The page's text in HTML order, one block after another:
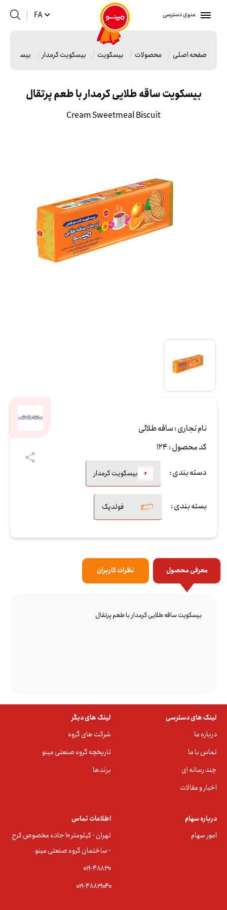
منوی دسترسی FA
صفحه اصلی محصولات بیسکویت بیسکویت کرمدار بیسکویت
بیسکویت ساقه طلایی کرمدار با طعم پرتقال
Cream Sweetmeal Biscuit
نام تجاری :ساقه طلائی
کد محصول :124
دسته بندی : بیسکویت کرمدار
بسته بندی : فولدپک
معرفی محصول نظرات کاربران
بیسکویت ساقه طلایی کرمدار با طعم پرتقال
لینک های دسترسی
درباره ما
تماس با ما
چند رسانه ای
اخبار و مقالات
لینک های دیگر
شرکت های گروه
تاریخچه گروه صنعتی مینو
برندها
درباره سهام
امور سهام
اطلاعات تماس
تهران - کیلومتر ۱۰ جاده مخصوص کرج
- ساختمان گروه صنعتی مینو
۰۲۱-۴۸۸۳0
۰۲۱-۴۸۸۳۱۰۴۰